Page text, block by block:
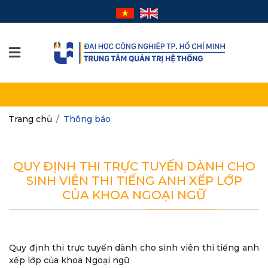
Trang chủ Thông báo
QUY ĐỊNH THI TRỰC TUYẾN DÀNH CHO
SINH VIÊN THI TIẾNG ANH XẾP LỚP
CỦA KHOA NGOẠI NGỮ
Quy định thi trực tuyến dành cho sinh viên thi tiếng anh
xếp lớp của khoa Ngoại ngữ